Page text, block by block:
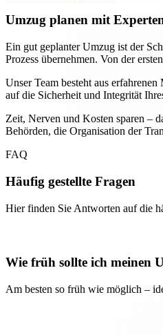
Umzug planen mit
Ein gut geplanter Umzug ist der
Prozess übernehmen. Von der
Unser Team besteht aus
auf die Sicherheit und Integrität
Zeit, Nerven und Kosten sparen –
Behörden, die Organisation der
FAQ
Häufig gestellte Fragen
Hier finden Sie Antworten auf die
Wie früh sollte ich meinen
Am besten so früh wie möglich –